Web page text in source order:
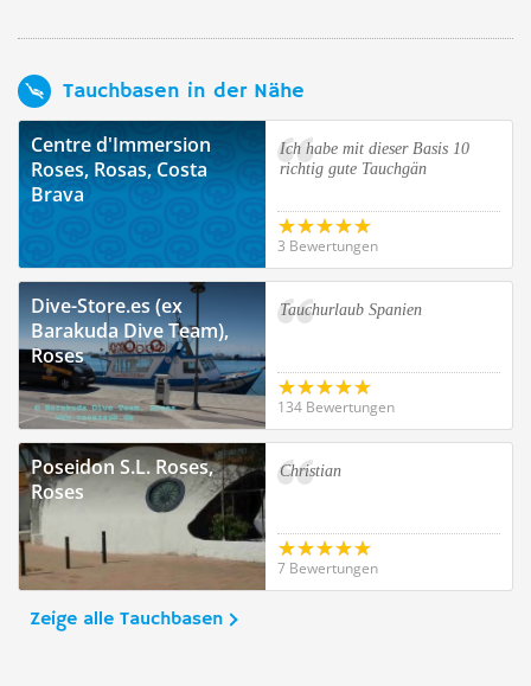
Tauchbasen in der Nähe
Centre d'Immersion
Roses, Rosas, Costa
Brava
Ich habe mit dieser Basis 10
richtig gute Tauchgän
3 Bewertungen
Dive-Store.es (ex
Barakuda Dive Team),
Roses
Tauchurlaub Spanien
134 Bewertungen
Poseidon S.L. Roses,
Roses
Christian
7 Bewertungen
Zeige alle Tauchbasen